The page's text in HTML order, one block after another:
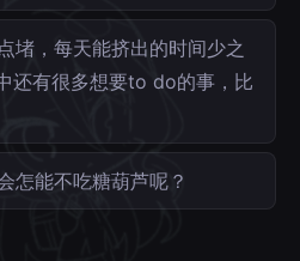
堵，每天能挤出的时间少之
还有很多想要to do的事，比
怎能不吃糖葫芦呢？